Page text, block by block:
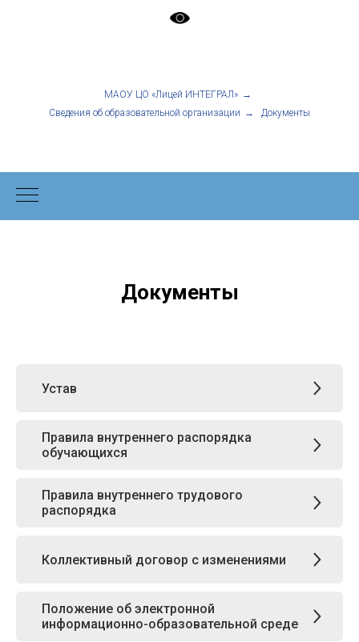
МАОУ ЦО «Лицей ИНТЕГРАЛ» →
Сведения об образовательной организации → Документы
Документы
Устав
Правила внутреннего распорядка
обучающихся
Правила внутреннего трудового
распорядка
Коллективный договор с изменениями
Положение об электронной
информационно-образовательной среде